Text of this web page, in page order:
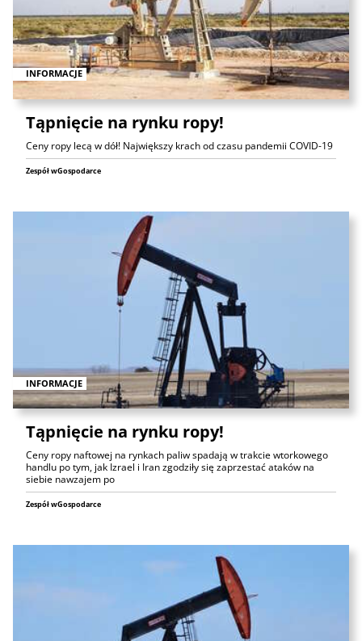
INFORMACJE
Tąpnięcie na rynku ropy!
Ceny ropy lecą w dół! Największy krach od czasu pandemii COVID-19
Zespół wGospodarce
INFORMACJE
Tąpnięcie na rynku ropy!
Ceny ropy naftowej na rynkach paliw spadają w trakcie wtorkowego
handlu po tym, jak Izrael i Iran zgodziły się zaprzestać ataków na
siebie nawzajem po
Zespół wGospodarce